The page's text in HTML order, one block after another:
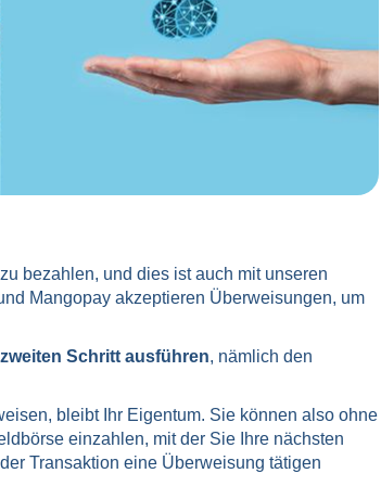
bezahlen, und dies ist auch mit unseren
Mangopay akzeptieren Überweisungen, um
Schritt ausführen, nämlich den
bleibt Ihr Eigentum. Sie können also ohne
einzahlen, mit der Sie Ihre nächsten
Transaktion eine Überweisung tätigen